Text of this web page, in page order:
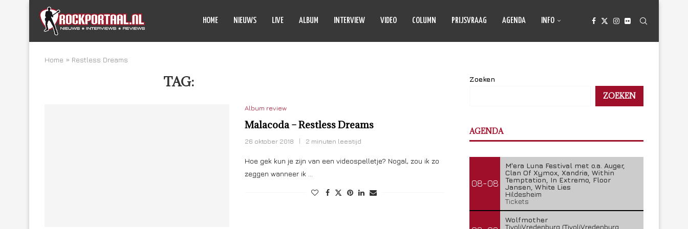
HOME NIEUWS LIVE ALBUM INTERVIEW VIDEO COLUMN PRIJSVRAAG AGENDA INFO
Home » Restless Dreams
TAG:
Album review
Malacoda – Restless Dreams
26 oktober 2018 2 minuten leestijd
Hoe gek kun je zijn van een videospelletje? Nogal, zou ik zo
zeggen wanneer ik …
Zoeken
ZOEKEN
AGENDA
08-08
M'era Luna Festival met o.a. Auger,
Clan Of Xymox, Xandria, Within
Temptation, In Extremo, Floor
Jansen, White Lies
Hildesheim
Tickets
Wolfmother
TivoliVredenburg (TivoliVredenburg